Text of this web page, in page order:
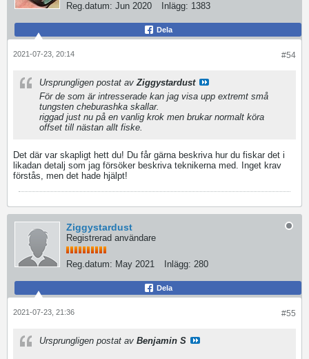
Reg.datum: Jun 2020 Inlägg: 1383
Dela
#54
2021-07-23, 20:14
Ursprungligen postat avZiggystardust
För de som är intresserade kan jag visa upp extremt små
tungsten cheburashka skallar.
riggad just nu på en vanlig krok men brukar normalt köra
offset till nästan allt fiske.
Det där var skapligt hett du! Du får gärna beskriva hur du fiskar det i
likadan detalj som jag försöker beskriva teknikerna med. Inget krav
förstås, men det hade hjälpt!
Ziggystardust
Registrerad användare
Reg.datum: May 2021 Inlägg: 280
Dela
#55
2021-07-23, 21:36
Ursprungligen postat av Benjamin S